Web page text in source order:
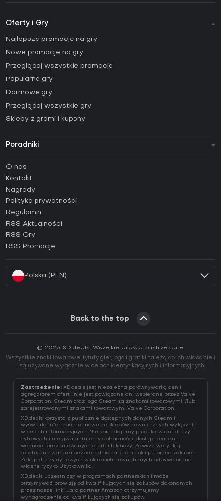
Oferty i Gry
Najlepsze promocje na gry
Nowe promocje na gry
Przeglądaj wszystkie promocje
Popularne gry
Darmowe gry
Przeglądaj wszystkie gry
Sklepy z grami i kupony
Poradniki
Poradniki
Jak aktywować klucz Steam (CD Key)?
Jak aktywować klucz Epic Games (CD Key)?
Jak aktywować klucz GOG (CD Key)?
Jak aktywować klucz Ubisoft Connect (CD Key)?
Jak aktywować klucz EA App (CD Key)?
O nas
Kontakt
Nagrody
Polityka prywatności
Regulamin
RSS Aktualności
RSS Gry
RSS Promocje
Polska (PLN)
Back to the top
© 2026 XD.deals. Wszelkie prawa zastrzeżone.
Wszystkie znaki towarowe, tytuły gier, logo i grafiki należą do ich właścicieli
i są używane wyłącznie w celach identyfikacyjnych i informacyjnych.
Zastrzeżenie: XD.deals jest niezależną porównywarką cen i
agregatorem ofert i nie jest powiązane ani wspierane przez Valve
Corporation. Steam oraz logo Steam są znakami towarowymi i/lub
zarejestrowanymi znakami towarowymi Valve Corporation.
XD.deals korzysta z publicznie dostępnych danych Steam i
wyświetla informacje cenowe ze sklepów zewnętrznych wyłącznie
w celach informacyjnych. Nie sprzedajemy produktów ani kluczy
cyfrowych i nie gwarantujemy dokładności, dostępności ani
ważności prezentowanych ofert lub kluczy. Zawsze weryfikuj
ostateczne warunki bezpośrednio na stronie sklepu przed zakupem.
Zakup kluczy cyfrowych w sklepach zewnętrznych odbywa się na
własne ryzyko Użytkownika.
XD.deals uczestniczy w programach partnerskich i może
otrzymywać prowizję od kwalifikujących się zakupów dokonanych
przez nasze linki. Jako partner Amazon otrzymujemy
wynagrodzenie od kwalifikujących się zakupów.